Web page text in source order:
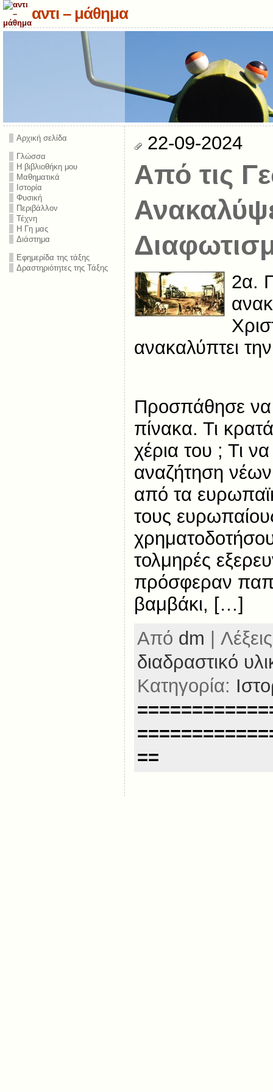
αντι – μάθημα
Αρχική σελίδα
Γλώσσα
Η βιβλιοθήκη μου
Μαθηματικά
Ιστορία
Φυσική
Περιβάλλον
Τέχνη
Η Γη μας
Διάστημα
Εφημερίδα της τάξης
Δραστηριότητες της Τάξης
22-09-2024
Από τις
2α.
ανακαλύπτει
Προσπάθησε να
πίνακα. Τι
χέρια του ; Τι
αναζήτηση
από τα
τους
τολμηρές
πρόσφεραν
βαμβάκι, […]
Από dm |
διαδραστικό
Κατηγορία:
==